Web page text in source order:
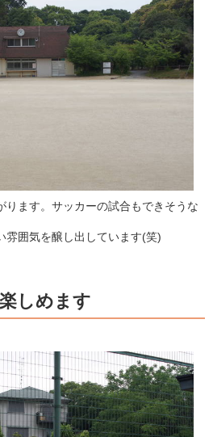
ります。サッカーの試合もできそうな
雰囲気を醸し出しています(笑)
しめます